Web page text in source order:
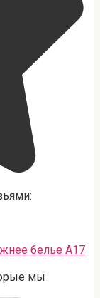
белье A17
мы